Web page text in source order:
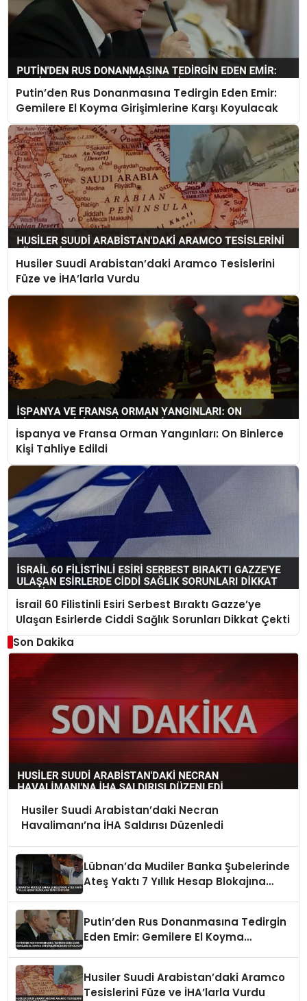
Putin’den Rus Donanmasına Tedirgin Eden Emir:
Gemilere El Koyma Girişimlerine Karşı Koyulacak
Husiler Suudi Arabistan’daki Aramco Tesislerini
Füze ve İHA’larla Vurdu
İspanya ve Fransa Orman Yangınları: On Binlerce
Kişi Tahliye Edildi
İsrail 60 Filistinli Esiri Serbest Bıraktı Gazze’ye
Ulaşan Esirlerde Ciddi Sağlık Sorunları Dikkat Çekti
Son Dakika
Husiler Suudi Arabistan’daki Necran
Havalimanı’na İHA Saldırısı Düzenledi
Lübnan’da Mudiler Banka Şubelerinde
Ateş Yaktı 7 Yıllık Hesap Blokajına
Putin’den Rus Donanmasına Tedirgin
Eden Emir: Gemilere El Koyma
Husiler Suudi Arabistan’daki Aramco
Tesislerini Füze ve İHA’larla Vurdu